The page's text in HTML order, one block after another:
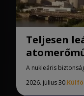
Teljesen
A nukleáris
2026. július 30.